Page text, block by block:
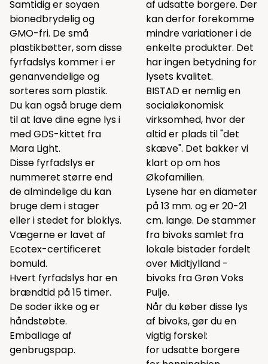
Samtidig er soyaen
bionedbrydelig og
GMO-fri. De små
plastikbøtter, som disse
fyrfadslys kommer i er
genanvendelige og
sorteres som plastik.
Du kan også bruge dem
til at lave dine egne lys i
med GDS-kittet fra
Mara Light.
Disse fyrfadslys er
nummeret større end
de almindelige du kan
bruge dem i stager
eller i stedet for bloklys.
Vægerne er lavet af
Ecotex-certificeret
bomuld.
Hvert fyrfadslys har en
brændtid på 15 timer.
De soder ikke og er
håndstøbte.
Emballage af
genbrugspap.
af udsatte borgere. Der
kan derfor forekomme
mindre variationer i de
enkelte produkter. Det
har ingen betydning for
lysets kvalitet.
BISTAD er nemlig en
socialøkonomisk
virksomhed, hvor der
altid er plads til "det
skæve". Det bakker vi
klart op om hos
Økofamilien.
Lysene har en diameter
på 13 mm. og er 20-21
cm. lange. De stammer
fra bivoks samlet fra
lokale bistader fordelt
over Midtjylland -
bivoks fra Grøn Voks
Pulje.
Når du køber disse lys
af bivoks, gør du en
vigtig forskel:
for udsatte borgere